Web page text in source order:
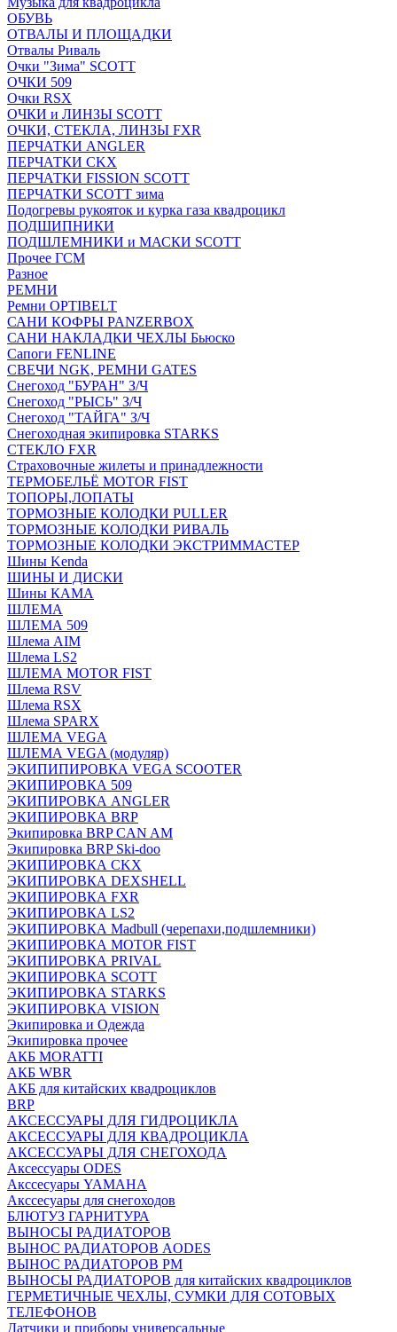
ОБУВЬ
ОТВАЛЫ И ПЛОЩАДКИ
Отвалы Риваль
Очки "Зима" SCOTT
ОЧКИ 509
Очки RSX
ОЧКИ и ЛИНЗЫ SCOTT
ОЧКИ, СТЕКЛА, ЛИНЗЫ FXR
ПЕРЧАТКИ ANGLER
ПЕРЧАТКИ CKX
ПЕРЧАТКИ FISSION SCOTT
ПЕРЧАТКИ SCOTT зима
Подогревы рукояток и курка газа квадроцикл
ПОДШИПНИКИ
ПОДШЛЕМНИКИ и МАСКИ SCOTT
Прочее ГСМ
Разное
РЕМНИ
Ремни OPTIBELT
САНИ КОФРЫ PANZERBOX
САНИ НАКЛАДКИ ЧЕХЛЫ Бьюско
Сапоги FENLINE
СВЕЧИ NGK, РЕМНИ GATES
Снегоход "БУРАН" З/Ч
Снегоход "РЫСЬ" З/Ч
Снегоход "ТАЙГА" З/Ч
Снегоходная экипировка STARKS
СТЕКЛО FXR
Страховочные жилеты и принадлежности
ТЕРМОБЕЛЬЁ MOTOR FIST
ТОПОРЫ,ЛОПАТЫ
ТОРМОЗНЫЕ КОЛОДКИ PULLER
ТОРМОЗНЫЕ КОЛОДКИ РИВАЛЬ
ТОРМОЗНЫЕ КОЛОДКИ ЭКСТРИММАСТЕР
Шины Kenda
ШИНЫ И ДИСКИ
Шины КАМА
ШЛЕМА
ШЛЕМА 509
Шлема AIM
Шлема LS2
ШЛЕМА MOTOR FIST
Шлема RSV
Шлема RSX
Шлема SPARX
ШЛЕМА VEGA
ШЛЕМА VEGA (модуляр)
ЭКИПИПИРОВКА VEGA SCOOTER
ЭКИПИРОВКА 509
ЭКИПИРОВКА ANGLER
ЭКИПИРОВКА BRP
Экипировка BRP CAN AM
Экипировка BRP Ski-doo
ЭКИПИРОВКА CKX
ЭКИПИРОВКА DEXSHELL
ЭКИПИРОВКА FXR
ЭКИПИРОВКА LS2
ЭКИПИРОВКА Madbull (черепахи,подшлемники)
ЭКИПИРОВКА MOTOR FIST
ЭКИПИРОВКА PRIVAL
ЭКИПИРОВКА SCOTT
ЭКИПИРОВКА STARKS
ЭКИПИРОВКА VISION
Экипировка и Одежда
Экипировка прочее
АКБ MORATTI
АКБ WBR
АКБ для китайских квадроциклов
BRP
АКСЕССУАРЫ ДЛЯ ГИДРОЦИКЛА
АКСЕССУАРЫ ДЛЯ КВАДРОЦИКЛА
АКСЕССУАРЫ ДЛЯ СНЕГОХОДА
Аксессуары ODES
Акссесуары YAMAHA
Акссесуары для снегоходов
БЛЮТУЗ ГАРНИТУРА
ВЫНОСЫ РАДИАТОРОВ
ВЫНОС РАДИАТОРОВ AODES
ВЫНОС РАДИАТОРОВ РМ
ВЫНОСЫ РАДИАТОРОВ для китайских квадроциклов
ГЕРМЕТИЧНЫЕ ЧЕХЛЫ, СУМКИ ДЛЯ СОТОВЫХ
ТЕЛЕФОНОВ
Датчики и приборы универсальные